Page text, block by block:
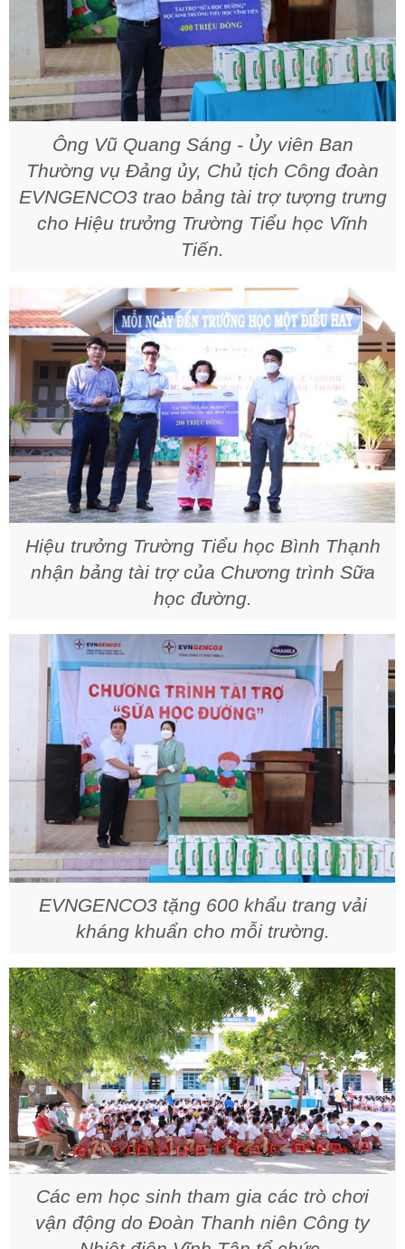
Ông Vũ Quang Sáng - Ủy viên Ban
Thường vụ Đảng ủy, Chủ tịch Công đoàn
EVNGENCO3 trao bảng tài trợ tượng trưng
cho Hiệu trưởng Trường Tiểu học Vĩnh
Tiến.
Hiệu trưởng Trường Tiểu học Bình Thạnh
nhận bảng tài trợ của Chương trình Sữa
học đường.
EVNGENCO3 tặng 600 khẩu trang vải
kháng khuẩn cho mỗi trường.
Các em học sinh tham gia các trò chơi
vận động do Đoàn Thanh niên Công ty